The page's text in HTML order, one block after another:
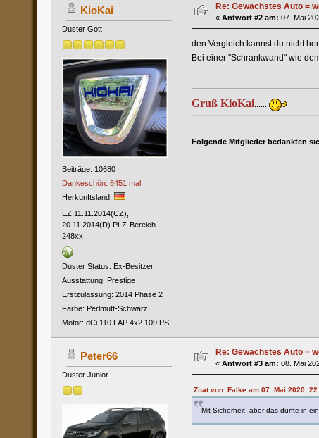
KioKai
Duster Gott
Beiträge: 10680
Dankeschön: 6451 mal
Herkunftsland:
EZ:11.11.2014(CZ),
20.11.2014(D) PLZ-Bereich
248xx
Duster Status: Ex-Besitzer
Ausstattung: Prestige
Erstzulassung: 2014 Phase 2
Farbe: Perlmutt-Schwarz
Motor: dCi 110 FAP 4x2 109 PS
Re: Gewachstes Auto =
« Antwort #2 am: 07. Mai
den Vergleich kannst du nicht
Bei einer "Schrankwand" wie
Gruß KioKai
Folgende Mitglieder bedankten
Peter66
Duster Junior
Re: Gewachstes Auto =
« Antwort #3 am: 08. Mai
Zitat von: Falke am 07. Mai 2020,
Mit Sicherheit, aber das dürfte in